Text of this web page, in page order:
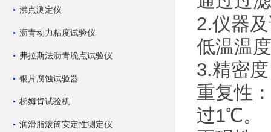
沸点测定仪
沥青动力粘度试验仪
弗拉斯法沥青脆点试验仪
银片腐蚀试验器
梯姆肯试验机
润滑脂滚筒安定性测定仪
2.仪器
低温温
3.精密度
重复性
过1℃。